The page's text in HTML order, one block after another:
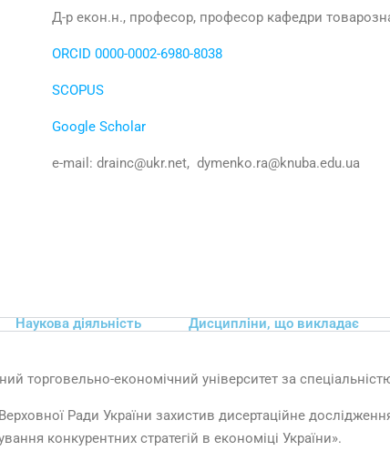
Д-р екон.н., професор, професор кафедри
ORCID 0000-0002-6980-8038
SCOPUS
Google Scholar
e-mail: drainc@ukr.net, dymenko.ra@knuba.edu.ua
Наукова діяльність Дисципліни, що викладає
торговельно-економічний університет за
Ради України захистив дисертаційне
конкурентних стратегій в економіці України».